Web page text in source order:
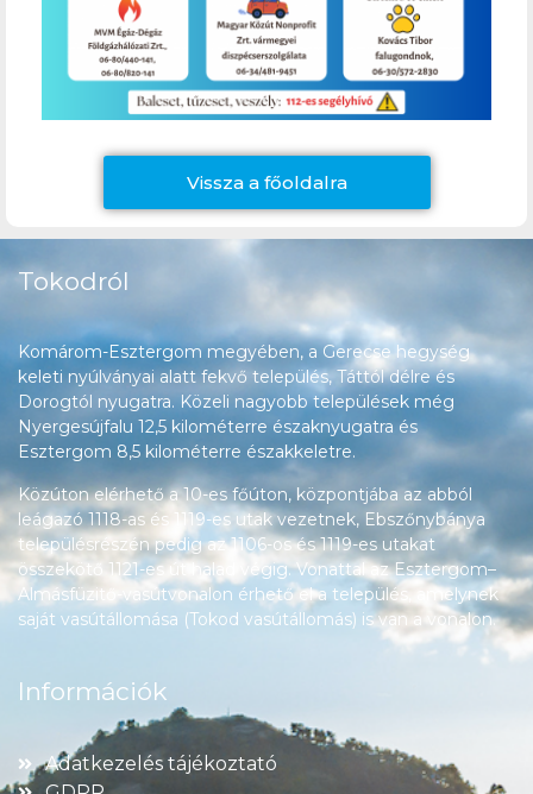
Vissza a főoldalra
Tokodról
Komárom-Esztergom megyében, a Gerecse hegység
keleti nyúlványai alatt fekvő település, Táttól délre és
Dorogtól nyugatra. Közeli nagyobb települések még
Nyergesújfalu 12,5 kilométerre északnyugatra és
Esztergom 8,5 kilométerre északkeletre.
Közúton elérhető a 10-es főúton, központjába az abból
leágazó 1118-as és 1119-es utak vezetnek, Ebszőnybánya
településrészén pedig az 1106-os és 1119-es utakat
összekötő 1121-es út halad végig. Vonattal az Esztergom–
Almásfüzitő-vasútvonalon érhető el a település, amelynek
saját vasútállomása (Tokod vasútállomás) is van a vonalon.
Információk
Adatkezelés tájékoztató